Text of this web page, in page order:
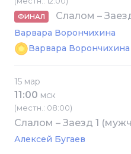
ФИНАЛ Слалом –
Варвара Ворончихина
Варвара Ворончихина
15 мар
11:00 МСК
(местн.: 08:00)
Слалом – Заезд 1
Алексей Бугаев